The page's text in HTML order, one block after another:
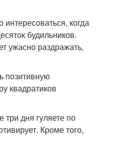
когда
будильников.
ужасно раздражать,
позитивную
квадратиков
три дня гуляете по
Кроме того,